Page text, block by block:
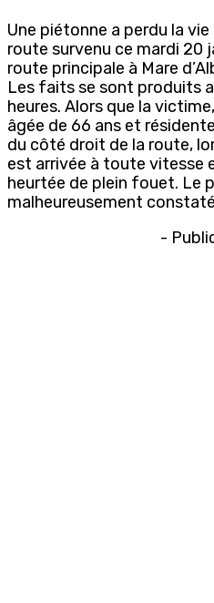
Une piétonne a perdu la
route survenu ce mardi 20
route principale à Mare
Les faits se sont produits
heures. Alors que la
âgée de 66 ans et
du côté droit de la route,
est arrivée à toute vitesse
heurtée de plein fouet. Le
malheureusement
-